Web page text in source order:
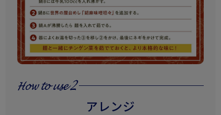
アレンジ